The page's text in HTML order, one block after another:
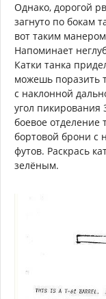
Однако, дорогой
загнуто по бокам
вот таким
Напоминает
Катки танка
можешь поразить
с наклонной
угол пикирования
боевое отделение
бортовой брони с
футов. Раскрась
зелёным.